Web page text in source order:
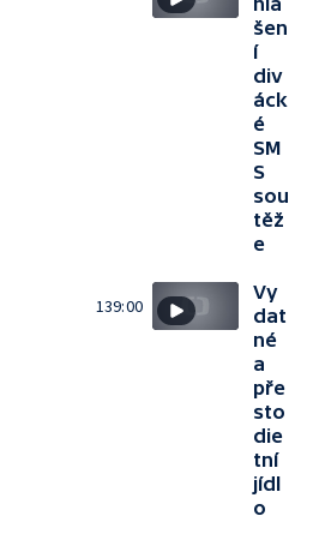
šen
í
div
áck
é
SM
S
sou
těž
e
139:00
Vy
dat
né
a
pře
sto
die
tní
jídl
o